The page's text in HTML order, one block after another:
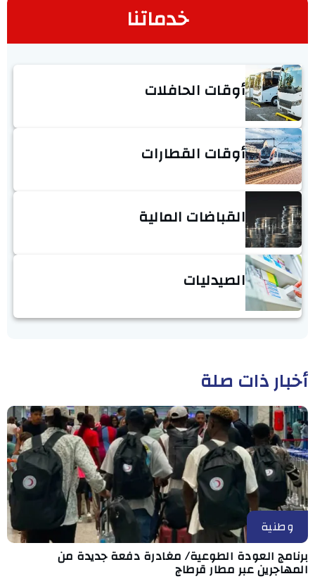
خدماتنا
أوقات الحافلات
أوقات القطارات
القباضات المالية
الصيدليات
أخبار ذات صلة
وطنية
برنامج العودة الطوعية/ مغادرة دفعة جديدة من
المهاجرين عبر مطار قرطاج